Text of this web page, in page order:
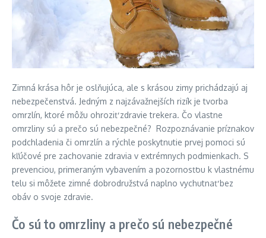
Zimná krása hôr je oslňujúca, ale s krásou zimy prichádzajú aj
nebezpečenstvá. Jedným z najzávažnejších rizík je tvorba
omrzlín, ktoré môžu ohroziť zdravie trekera. Čo vlastne
omrzliny sú a prečo sú nebezpečné? Rozpoznávanie príznakov
podchladenia či omrzlín a rýchle poskytnutie prvej pomoci sú
kľúčové pre zachovanie zdravia v extrémnych podmienkach. S
prevenciou, primeraným vybavením a pozornosťou k vlastnému
telu si môžete zimné dobrodružstvá naplno vychutnať bez
obáv o svoje zdravie.
Čo sú to omrzliny a prečo sú nebezpečné